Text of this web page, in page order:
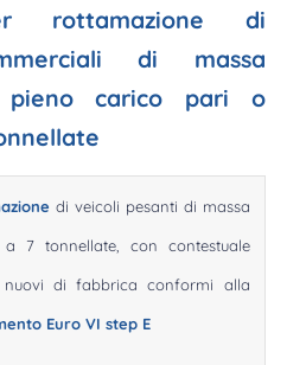
rottamazione di
di massa
pieno carico pari o
di veicoli pesanti di massa
a 7 tonnellate, con contestuale
nuovi di fabbrica conformi alla
Euro VI step E